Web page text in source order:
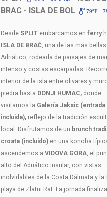
BRAC - ISLA DE BOL
79ºF -
Desde SPLIT embarcamos en ferry
ISLA DE BRAČ , una de las más bellas
Adriático, rodeada de paisajes de
intenso y costas escarpadas.
interior de la isla entre olivares y
piedra hasta DONJI HUMAC, donde
visitamos la Galería Jaksic (entrada
incluida), reflejo de la tradición
local. Disfrutamos de un brunch
croata (incluido) en una konoba
ascendemos a VIDOVA GORA , el
alto del Adriático insular, con vistas
inolvidables de la Costa Dálmata y la
playa de Zlatni Rat. La jornada